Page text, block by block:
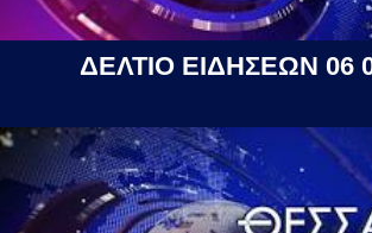
ΔΕΛΤΙΟ ΕΙΔΗΣΕΩΝ 06